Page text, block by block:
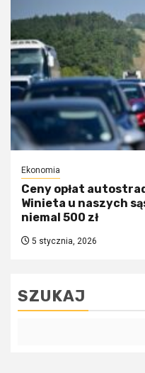
Ekonomia
Ceny opłat
Winieta u naszych
niemal 500 zł
5 stycznia, 2026
SZUKAJ